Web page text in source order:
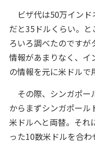
ビザ代は50万インド
だと35ドルくらい。
ろいろ調べたのですが
情報があまりなく、イ
の情報を元に米ドルで
その際、シンガポー
からまずシンガポー
米ドルへと両替。それ
った10数米ドルを合